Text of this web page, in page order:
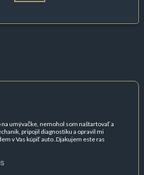
na umývačke, nemohol som naštartovať a
pripojil diagnostiku a opravil mi
v Vas kúpiť auto .Djakujem este ras